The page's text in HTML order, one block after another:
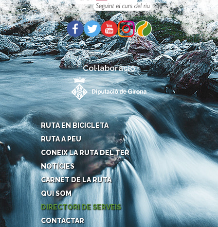
Col·laboració
RUTA EN BICICLETA
RUTA A PEU
CONEIX LA RUTA DEL TER
NOTÍCIES
CARNET DE LA RUTA
QUI SOM
DIRECTORI DE SERVEIS
CONTACTAR